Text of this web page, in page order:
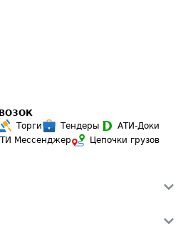
Торги Тендеры
АТИ-Доки
Мессенджер
Цепочки грузов